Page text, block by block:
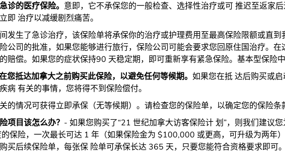
诊的医疗保险。 意即，它不承保您的一般检查、选择性治疗或可 推迟至返家
即 治疗以减缓剧烈痛苦。
发生了急诊治疗，该保险单将承保你的治疗或护理费用至最高保险限额或直
公司的批准，如果您能够进行旅行，保险公司可能会要求您回原住国治疗。
赔偿。如果您的症状保持90 天稳定期，即可重新享有紧急保险。基本型保险
您抵达加拿大之前购买此保险，以避免任何等候期。 如果您在抵 达后购买或
病 有关的事情，您将得不到保险偿付。
的情况可获得立即承保（无等候期）。请检查您的保险单，以确定您的保险
项目该怎么办？ - 如果您购买了“21 世纪加拿大访客保险计 划”，则我们建议
保险，一次最长可达 1 年（如果保险金为 $100,000 或更高，可升级为两年
买后续保险单，每张保 险单可承保长达 365 天，只要您能符合资格要求即可